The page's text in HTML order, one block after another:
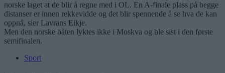
norske laget at de blir å regne med i OL. En A-finale plass på begge
distanser er innen rekkevidde og det blir spennende å se hva de kan
oppnå, sier Lavrans Eikje.
Men den norske båten lyktes ikke i Moskva og ble sist i den første
semifinalen.
Sport